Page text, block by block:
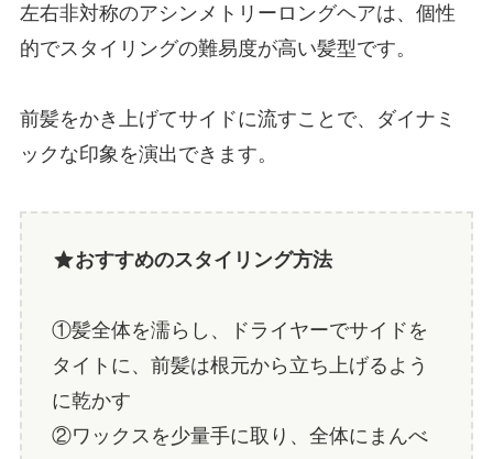
左右非対称のアシンメトリーロングヘアは、個性
的でスタイリングの難易度が高い髪型です。
前髪をかき上げてサイドに流すことで、ダイナミ
ックな印象を演出できます。
おすすめのスタイリング方法
①髪全体を濡らし、ドライヤーでサイドを
タイトに、前髪は根元から立ち上げるよう
に乾かす
②ワックスを少量手に取り、全体にまんべ